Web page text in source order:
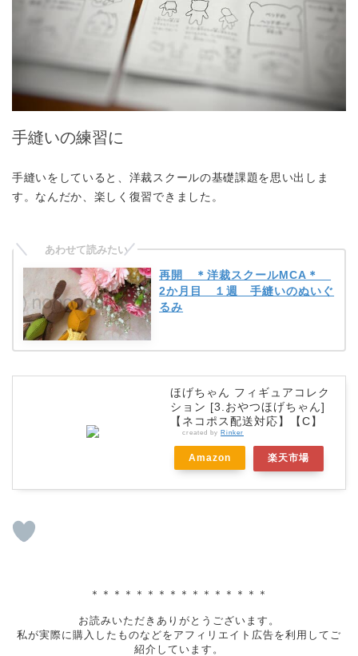
手縫いの練習に
手縫いをしていると、洋裁スクールの基礎課題を思い出しま
す。なんだか、楽しく復習できました。
再開 ＊洋裁スクールMCA＊
2か月目 １週 手縫いのぬいぐ
るみ
ほげちゃん フィギュアコレク
ション [3.おやつほげちゃん]
【ネコポス配送対応】【C】
created by Rinker
Amazon 楽天市場
＊＊＊＊＊＊＊＊＊＊＊＊＊＊＊＊
お読みいただきありがとうございます。
私が実際に購入したものなどをアフィリエイト広告を利用してご
紹介しています。